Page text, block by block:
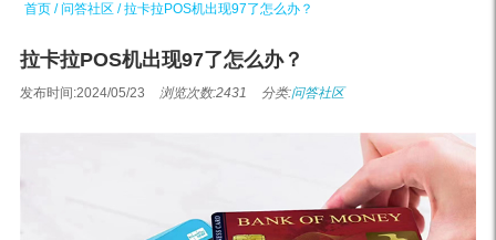
首页 /问答社区 /拉卡拉POS机出现97了怎么办？
拉卡拉POS机出现97了怎么办？
发布时间:2024/05/23 浏览次数:2431 分类:问答社区